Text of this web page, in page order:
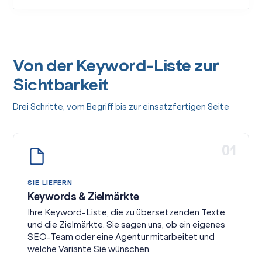
Von der Keyword-Liste zur
Sichtbarkeit
Drei Schritte, vom Begriff bis zur einsatzfertigen Seite
01
SIE LIEFERN
Keywords & Zielmärkte
Ihre Keyword-Liste, die zu übersetzenden Texte
und die Zielmärkte. Sie sagen uns, ob ein eigenes
SEO-Team oder eine Agentur mitarbeitet und
welche Variante Sie wünschen.